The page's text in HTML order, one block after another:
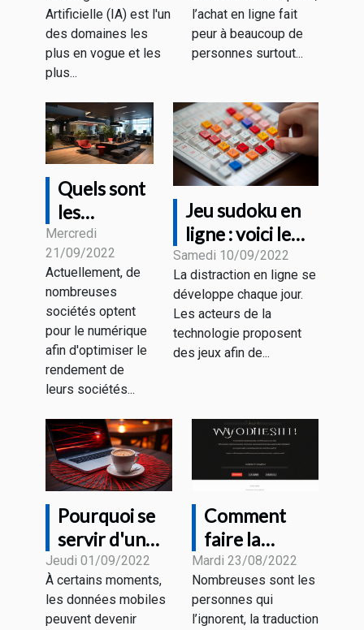
Artificielle (IA) est l'un
des domaines les
plus en vogue et les
plus...
Magasin HD
PROTECH ?
l’achat en ligne fait
peur à beaucoup de
personnes surtout...
Quels sont
les
avantages
du
marketing
digital ?
Mercredi
21/09/2022
Actuellement, de
nombreuses
sociétés optent
pour le numérique
afin d'optimiser le
rendement de
leurs sociétés...
Jeu sudoku en
ligne : voici le
fonctionnement
Samedi 10/09/2022
La distraction en ligne se
développe chaque jour.
Les acteurs de la
technologie proposent
des jeux afin de...
Pourquoi se
servir d'un
VPN sur un
Wi-Fi public ?
Jeudi 01/09/2022
À certains moments,
les données mobiles
peuvent devenir
Comment
faire la
traduction de
son site
internet ?
Mardi 23/08/2022
Nombreuses sont les
personnes qui
l’ignorent, la traduction